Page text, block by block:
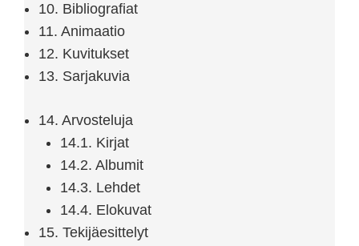
10. Bibliografiat
11. Animaatio
12. Kuvitukset
13. Sarjakuvia
14. Arvosteluja
14.1. Kirjat
14.2. Albumit
14.3. Lehdet
14.4. Elokuvat
15. Tekijäesittelyt